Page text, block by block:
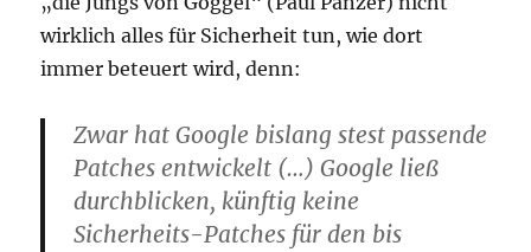
wirklich alles für Sicherheit tun, wie dort
immer beteuert wird, denn:
Zwar hat Google bislang stest passende
Patches entwickelt (…) Google ließ
durchblicken, künftig keine
Sicherheits-Patches für den bis